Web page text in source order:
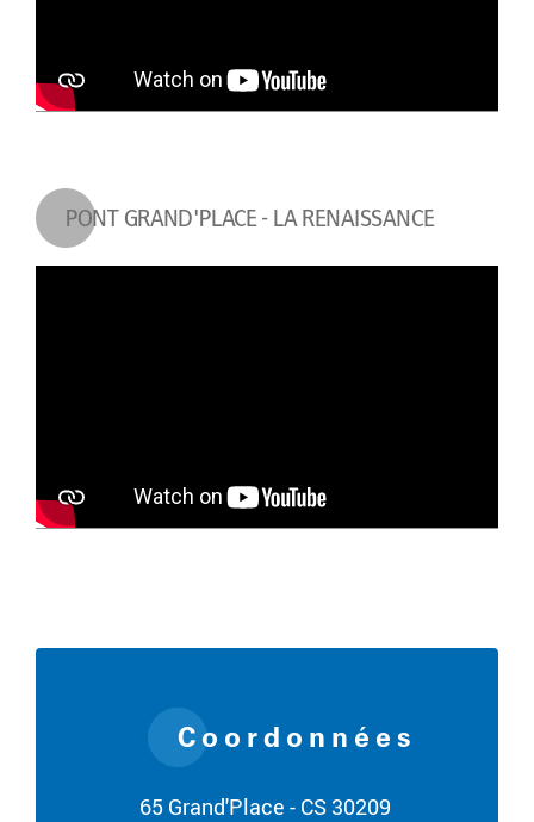
PONT GRAND'PLACE - LA RENAISSANCE
Coordonnées
65 Grand'Place - CS 30209